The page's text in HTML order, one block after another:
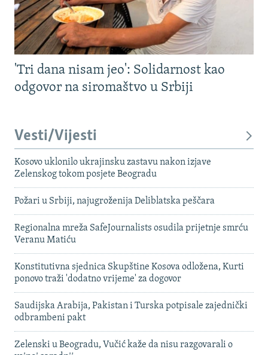
'Tri dana nisam jeo': Solidarnost kao
odgovor na siromaštvo u Srbiji
Vesti/Vijesti
Kosovo uklonilo ukrajinsku zastavu nakon izjave
Zelenskog tokom posjete Beogradu
Požari u Srbiji, najugroženija Deliblatska peščara
Regionalna mreža SafeJournalists osudila prijetnje smrću
Veranu Matiću
Konstitutivna sjednica Skupštine Kosova odložena, Kurti
ponovo traži 'dodatno vrijeme' za dogovor
Saudijska Arabija, Pakistan i Turska potpisale zajednički
odbrambeni pakt
Zelenski u Beogradu, Vučić kaže da nisu razgovarali o